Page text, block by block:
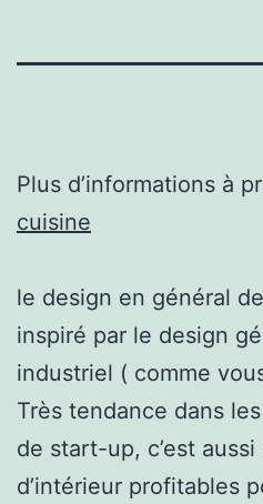
Plus d’informations à
cuisine
le design en général
inspiré par le design
industriel ( comme
Très tendance dans
de start-up, c’est
d’intérieur profitables